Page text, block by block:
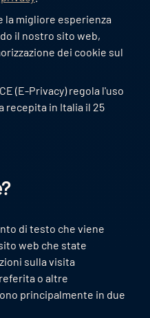
la migliore esperienza
il nostro sito web,
dei cookie sul
(E-Privacy) regola l'uso
recepita in Italia il 25
di testo che viene
web che state
sulla visita
o altre
principalmente in due